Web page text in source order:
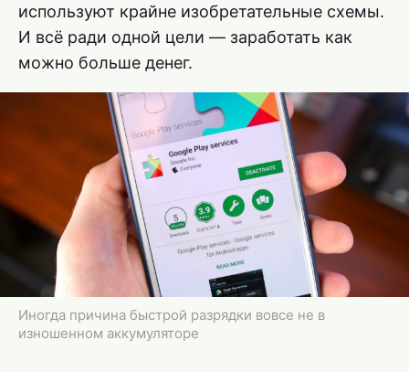
используют крайне изобретательные схемы.
И всё ради одной цели — заработать как
можно больше денег.
Иногда причина быстрой разрядки вовсе не в
изношенном аккумуляторе